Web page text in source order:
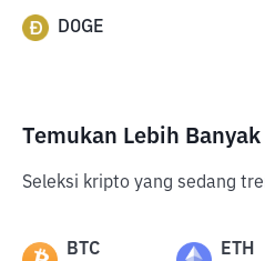
DOGE
Temukan Lebih
Seleksi kripto yang sedang
BTC ETH